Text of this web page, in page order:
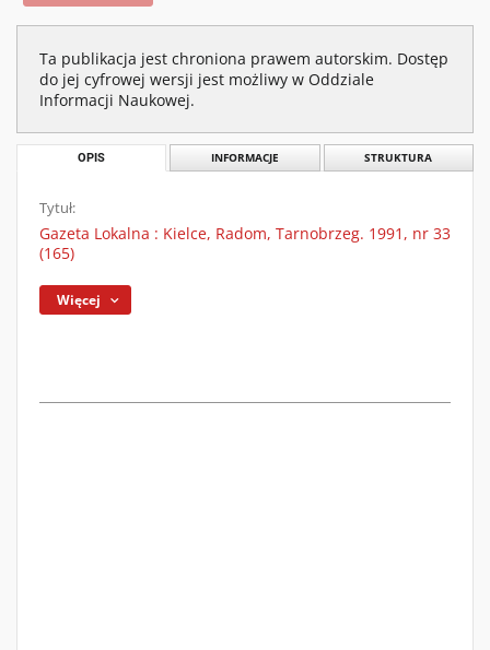
Ta publikacja jest chroniona prawem autorskim. Dostęp
do jej cyfrowej wersji jest możliwy w Oddziale
Informacji Naukowej.
OPIS INFORMACJE STRUKTURA
Tytuł:
Gazeta Lokalna : Kielce, Radom, Tarnobrzeg. 1991, nr 33
(165)
Więcej